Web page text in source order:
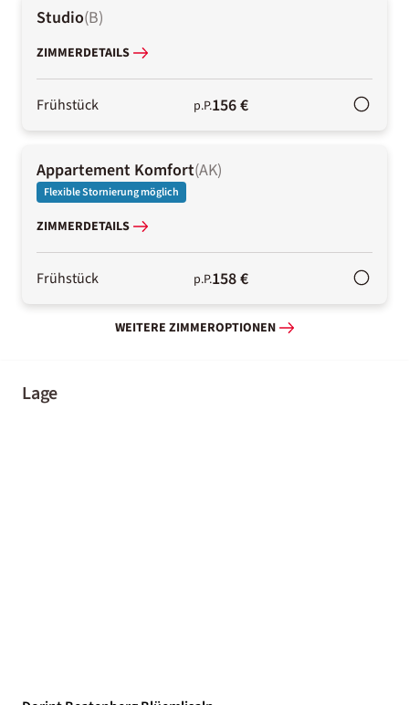
Studio(B)
ZIMMERDETAILS
Frühstück p.P.156 €
Appartement Komfort(AK)
Flexible Stornierung möglich
ZIMMERDETAILS
Frühstück p.P.158 €
WEITERE ZIMMEROPTIONEN
Lage